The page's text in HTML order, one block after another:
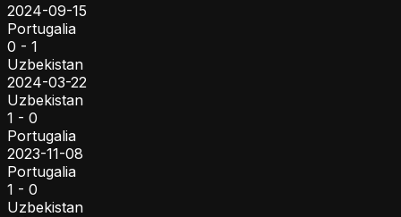
2024-09-15
Portugalia
0 - 1
Uzbekistan
2024-03-22
Uzbekistan
1 - 0
Portugalia
2023-11-08
Portugalia
1 - 0
Uzbekistan